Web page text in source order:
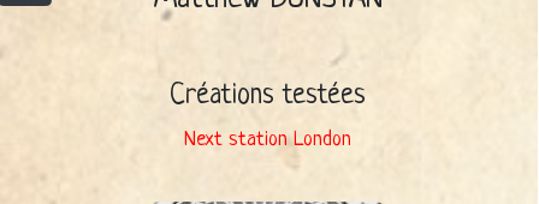
Créations testées
Next station London